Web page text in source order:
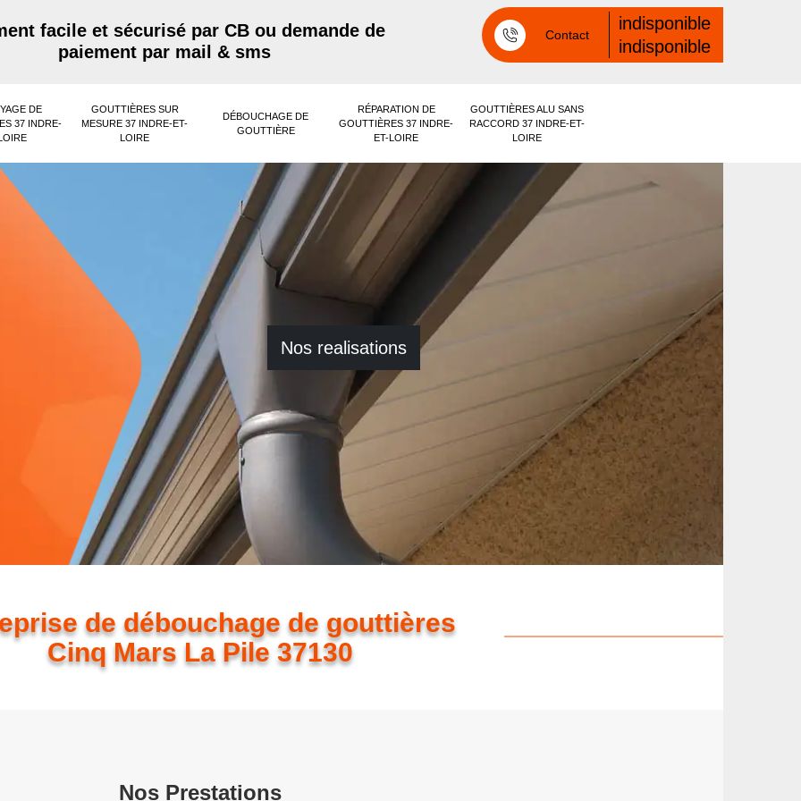
facile et sécurisé par CB ou demande de
paiement par mail & sms
Contact
indisponible
indisponible
DE
37 INDRE-
GOUTTIÈRES SUR
MESURE 37 INDRE-ET-
LOIRE
DÉBOUCHAGE DE
GOUTTIÈRE
RÉPARATION DE
GOUTTIÈRES 37 INDRE-
ET-LOIRE
GOUTTIÈRES ALU SANS
RACCORD 37 INDRE-ET-
LOIRE
Nos realisations
de débouchage de gouttières
Cinq Mars La Pile 37130
Nos Prestations